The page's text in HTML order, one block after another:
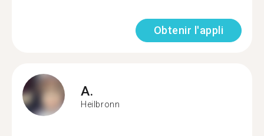
Obtenir l'appli
A.
Heilbronn